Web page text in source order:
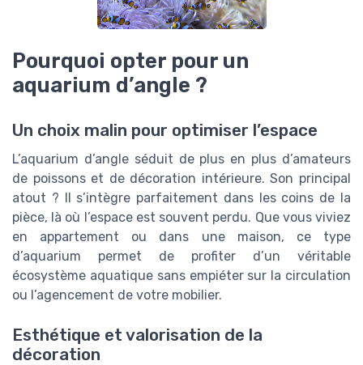
Pourquoi opter pour un
aquarium d’angle ?
Un choix malin pour optimiser l’espace
L’aquarium d’angle séduit de plus en plus d’amateurs
de poissons et de décoration intérieure. Son principal
atout ? Il s’intègre parfaitement dans les coins de la
pièce, là où l’espace est souvent perdu. Que vous viviez
en appartement ou dans une maison, ce type
d’aquarium permet de profiter d’un véritable
écosystème aquatique sans empiéter sur la circulation
ou l’agencement de votre mobilier.
Esthétique et valorisation de la
décoration